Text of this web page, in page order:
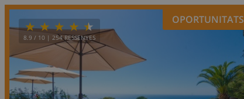
8.9 / 10 | 254 RESSENYES
OPORTUNITATS